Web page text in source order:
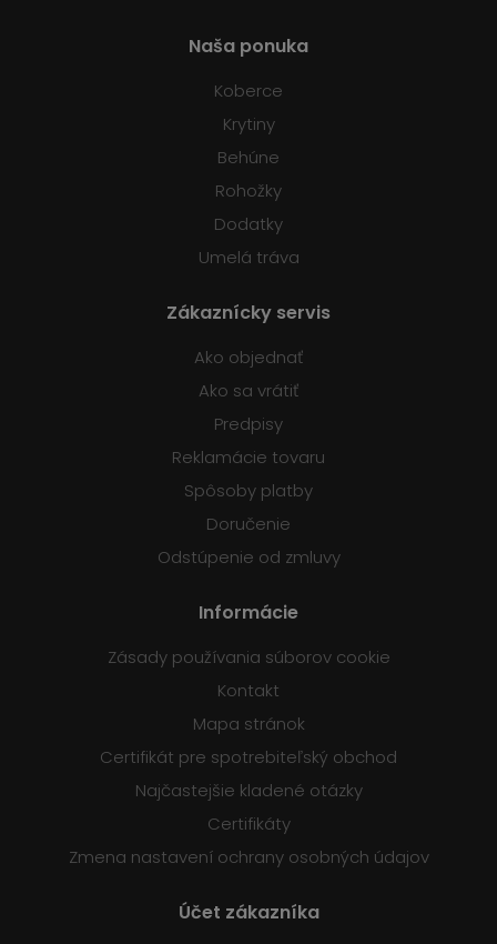
Naša ponuka
Koberce
Krytiny
Behúne
Rohožky
Dodatky
Umelá tráva
Zákaznícky servis
Ako objednať
Ako sa vrátiť
Predpisy
Reklamácie tovaru
Spôsoby platby
Doručenie
Odstúpenie od zmluvy
Informácie
Zásady používania súborov cookie
Kontakt
Mapa stránok
Certifikát pre spotrebiteľský obchod
Najčastejšie kladené otázky
Certifikáty
Zmena nastavení ochrany osobných údajov
Účet zákazníka